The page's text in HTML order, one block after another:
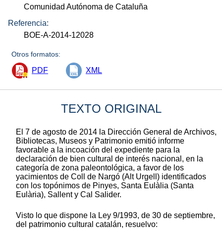
Comunidad Autónoma de Cataluña
Referencia:
BOE-A-2014-12028
Otros formatos:
PDF XML
TEXTO ORIGINAL
El 7 de agosto de 2014 la Dirección General de Archivos,
Bibliotecas, Museos y Patrimonio emitió informe
favorable a la incoación del expediente para la
declaración de bien cultural de interés nacional, en la
categoría de zona paleontológica, a favor de los
yacimientos de Coll de Nargó (Alt Urgell) identificados
con los topónimos de Pinyes, Santa Eulàlia (Santa
Eulària), Sallent y Cal Salider.
Visto lo que dispone la Ley 9/1993, de 30 de septiembre,
del patrimonio cultural catalán, resuelvo: